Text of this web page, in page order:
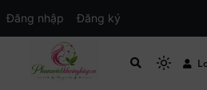
Mạng xã hội
Đăng nhập Đăng ký